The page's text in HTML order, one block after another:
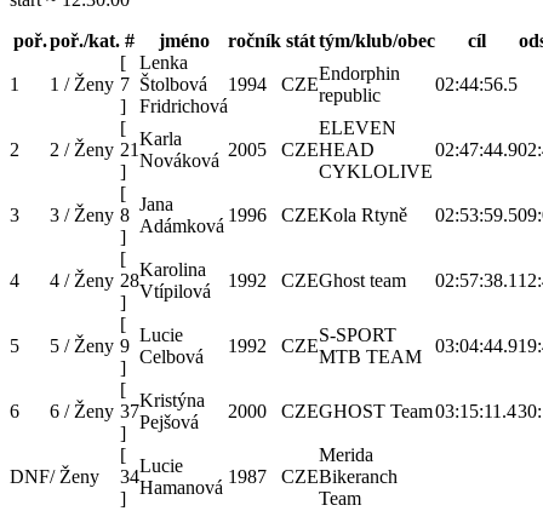
poř.poř./kat. # jméno ročník stát tým/klub/obec cíl
1 1 / Ženy
[
7
]
Lenka
Štolbová
Fridrichová
1994 CZE
Endorphin
republic
02:44:56.5
2 2 / Ženy
[
21
]
Karla
Nováková
2005 CZE
ELEVEN
HEAD
CYKLOLIVE
02:47:44.9
3 3 / Ženy
[
8
]
Jana
Adámková
1996 CZEKola Rtyně 02:53:59.5
4 4 / Ženy
[
28
]
Karolina
Vtípilová
1992 CZEGhost team 02:57:38.1
5 5 / Ženy
[
9
]
Lucie
Celbová
1992 CZE
S-SPORT
MTB TEAM
03:04:44.9
6 6 / Ženy
[
37
]
Kristýna
Pejšová
2000 CZEGHOST Team03:15:11.4
DNF/ Ženy
[
34
]
Lucie
Hamanová
1987 CZE
Merida
Bikeranch
Team